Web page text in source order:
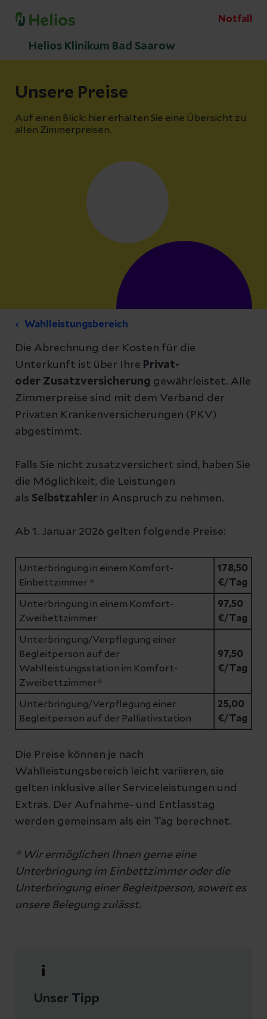
Notfall
Helios Klinikum Bad Saarow
Unsere Preise
Auf einen Blick: hier erhalten Sie eine Übersicht zu
allen Zimmerpreisen.
Wahlleistungsbereich
Die Abrechnung der Kosten für die
Unterkunft ist über Ihre Privat-
oder Zusatzversicherung gewährleistet. Alle
Zimmerpreise sind mit dem Verband der
Privaten Krankenversicherungen (PKV)
abgestimmt.
Falls Sie nicht zusatzversichert sind, haben Sie
die Möglichkeit, die Leistungen
als Selbstzahler in Anspruch zu nehmen.
Ab 1. Januar 2026 gelten folgende Preise:
Unterbringung in einem Komfort-
Einbettzimmer *
178,50
€/Tag
Unterbringung in einem Komfort-
Zweibettzimmer
97,50
€/Tag
Unterbringung/Verpflegung einer
Begleitperson auf der
Wahlleistungsstation im Komfort-
Zweibettzimmer*
97,50
€/Tag
Unterbringung/Verpflegung einer
Begleitperson auf der Palliativstation
25,00
€/Tag
Die Preise können je nach
Wahlleistungsbereich leicht variieren, sie
gelten inklusive aller Serviceleistungen und
Extras. Der Aufnahme- und Entlasstag
werden gemeinsam als ein Tag berechnet.
* Wir ermöglichen Ihnen gerne eine
Unterbringung im Einbettzimmer oder die
Unterbringung einer Begleitperson, soweit es
unsere Belegung zulässt.
Unser Tipp